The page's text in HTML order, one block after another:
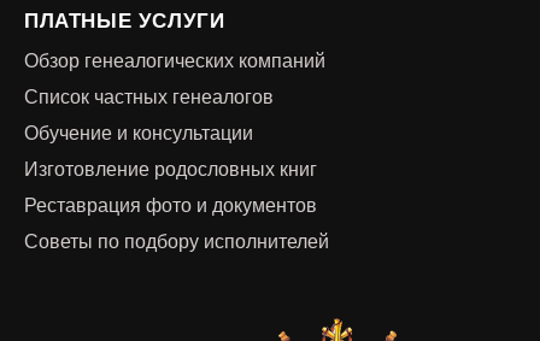
ПЛАТНЫЕ УСЛУГИ
Обзор генеалогических компаний
Список частных генеалогов
Обучение и консультации
Изготовление родословных книг
Реставрация фото и документов
Советы по подбору исполнителей